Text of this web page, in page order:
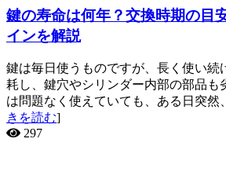
鍵の寿命は何年？交換時期の目
インを解説
鍵は毎日使うものですが、長く使い続
耗し、鍵穴やシリンダー内部の部品も
は問題なく使えていても、ある日突
きを読む]
297